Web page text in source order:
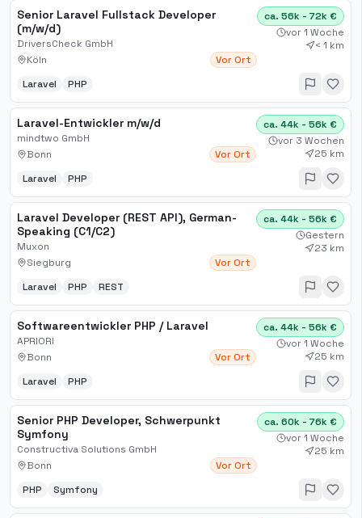
Senior Laravel Fullstack Developer
(m/w/d)
DriversCheck GmbH
Köln
Vor Ort
ca. 56k - 72k €
vor 1 Woche
< 1 km
Laravel PHP
Laravel-Entwickler m/w/d
mindtwo GmbH
Bonn
Vor Ort
ca. 44k - 56k €
vor 3 Wochen
25 km
Laravel
PHP
Laravel Developer (REST API), German-
Speaking (C1/C2)
Muxon
Siegburg
Vor Ort
ca. 44k - 56k €
Gestern
23 km
Laravel PHP REST
Softwareentwickler PHP / Laravel
APRIORI
Bonn
Vor Ort
ca. 44k - 56k €
vor 1 Woche
25 km
Laravel
PHP
Senior PHP Developer, Schwerpunkt
Symfony
Constructiva Solutions GmbH
Bonn
Vor Ort
ca. 60k - 76k €
vor 1 Woche
25 km
PHP Symfony